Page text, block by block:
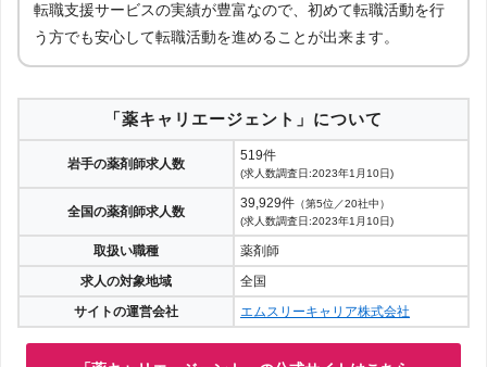
転職支援サービスの実績が豊富なので、初めて転職活動を行
う方でも安心して転職活動を進めることが出来ます。
「薬キャリエージェント」について
岩手の薬剤師求人数
519件
(求人数調査日:2023年1月10日)
全国の薬剤師求人数
39,929件 （第5位／20社中）
(求人数調査日:2023年1月10日)
取扱い職種
薬剤師
求人の対象地域
全国
サイトの運営会社
エムスリーキャリア株式会社